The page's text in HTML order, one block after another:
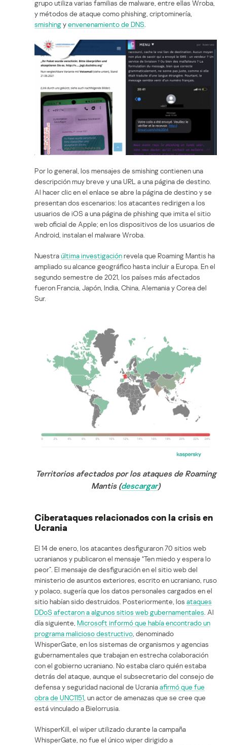
grupo utiliza varias familias de malware, entre ellas Wroba,
y métodos de ataque como phishing, criptominería,
smishingyenvenenamiento de DNS.
Por lo general, los mensajes de smishing contienen una
descripción muy breve y una URL a una página de destino.
Al hacer clic en el enlace se abre la página de destino y se
presentan dos escenarios: los atacantes redirigen a los
usuarios de iOS a una página de phishing que imita el sitio
web oficial de Apple; en los dispositivos de los usuarios de
Android, instalan el malware Wroba.
Nuestraúltima investigaciónrevela que Roaming Mantis ha
ampliado su alcance geográfico hasta incluir a Europa. En el
segundo semestre de 2021, los países más afectados
fueron Francia, Japón, India, China, Alemania y Corea del
Sur.
Territorios afectados por los ataques de Roaming
Mantis (descargar)
Ciberataques relacionados con la crisis en
Ucrania
El 14 de enero, los atacantes desfiguraron 70 sitios web
ucranianos y publicaron el mensaje “Ten miedo y espera lo
peor”. El mensaje de desfiguración en el sitio web del
ministerio de asuntos exteriores, escrito en ucraniano, ruso
y polaco, sugería que los datos personales cargados en el
sitio habían sido destruidos. Posteriormente, los ataques
DDoS afectaron a algunos sitios web gubernamentales. Al
día siguiente, Microsoft informó que había encontrado un
programa malicioso destructivo, denominado
WhisperGate, en los sistemas de organismos y agencias
gubernamentales que trabajan en estrecha colaboración
con el gobierno ucraniano. No estaba claro quién estaba
detrás del ataque, aunque el subsecretario del consejo de
defensa y seguridad nacional de Ucraniaafirmó que fue
obra de UNC1151, un actor de amenazas que se cree que
está vinculado a Bielorrusia.
WhisperKill, el wiper utilizado durante la campaña
WhisperGate, no fue el único wiper dirigido a